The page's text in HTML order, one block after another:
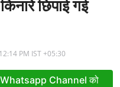
छिपाई गई
PM IST +05:30
Whatsapp Channel को